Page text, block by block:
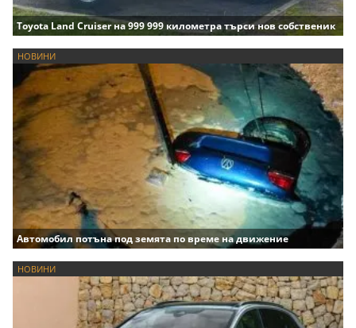
Toyota Land Cruiser на 999 999 километра търси нов собственик
НОВИНИ
Автомобил потъна под земята по време на движение
НОВИНИ